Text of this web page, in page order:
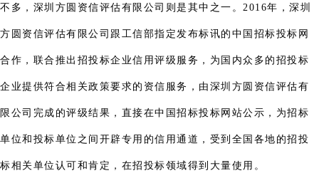
不多，深圳方圆资信评估有限公司则是其中之一。2016年，深圳
方圆资信评估有限公司跟工信部指定发布标讯的中国招标投标网
合作，联合推出招投标企业信用评级服务，为国内众多的招投标
企业提供符合相关政策要求的资信服务，由深圳方圆资信评估有
限公司完成的评级结果，直接在中国招标投标网站公示，为招标
单位和投标单位之间开辟专用的信用通道，受到全国各地的招投
标相关单位认可和肯定，在招投标领域得到大量使用。